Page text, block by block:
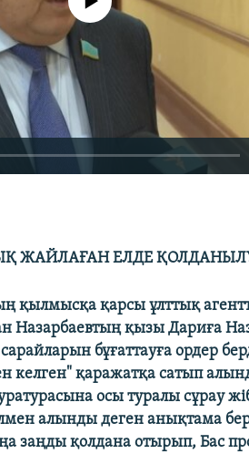
240p 360p
720p 1080p
ЖАЙЛАҒАН ЕЛДЕ
қарсы ұлттық
Назарбаевтың қызы Дариға
бұғаттауға ордер
келген" қаражатқа сатып
осы туралы сұрау
алынды деген анықтама
заңды қолдана отырып, Бас